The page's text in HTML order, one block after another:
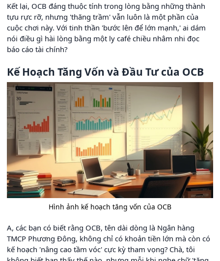
Kết lại, OCB đáng thuộc tính trong lòng bằng những thành
tựu rực rỡ, nhưng 'thăng trầm' vẫn luôn là một phần của
cuộc chơi này. Với tinh thần 'bước lên để lớn mạnh,' ai dám
nói điều gì hài lòng bằng một ly café chiều nhâm nhi đọc
báo cáo tài chính?
Kế Hoạch Tăng Vốn và Đầu Tư của OCB
Hình ảnh kế hoạch tăng vốn của OCB
A, các bạn có biết rằng OCB, tên dài dòng là Ngân hàng
TMCP Phương Đông, không chỉ có khoản tiền lớn mà còn có
kế hoạch 'nâng cao tầm vóc' cực kỳ tham vọng? Chà, tôi